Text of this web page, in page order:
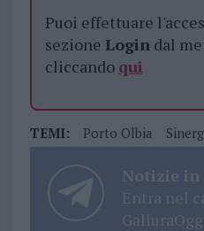
Puoi effettuare
sezione Login dal
cliccando qui
TEMI: Porto Olbia
Notizie in
Entra nel